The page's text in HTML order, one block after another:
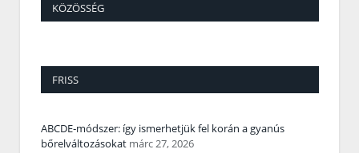
KÖZÖSSÉG
FRISS
ABCDE‑módszer: így ismerhetjük fel korán a gyanús
bőrelváltozásokat márc 27, 2026